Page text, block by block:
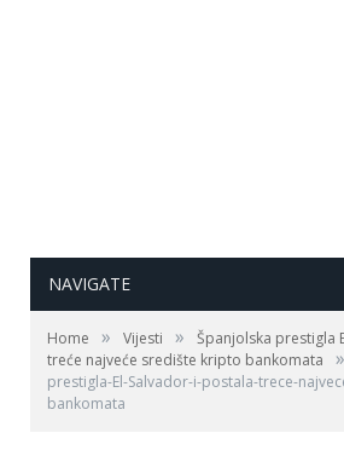
NAVIGATE
Home » Vijesti »
Španjolska prestigla
treće najveće središte kripto bankomata
»
prestigla-El-Salvador-i-postala-trece-
bankomata